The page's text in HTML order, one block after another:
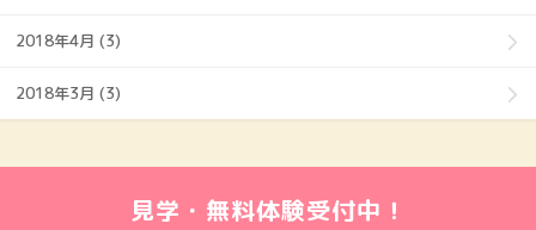
2018年4月 (3)
2018年3月 (3)
見学・無料体験受付中！